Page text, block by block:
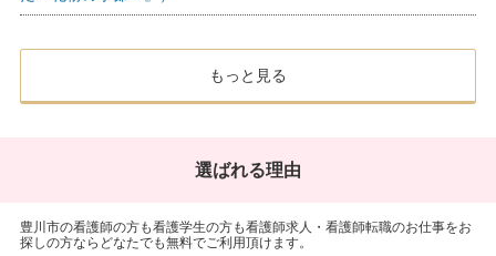
もっと見る
選ばれる理由
豊川市の看護師の方も看護学生の方も看護師求人・看護師転職のお仕事をお
探しの方ならどなたでも無料でご利用頂けます。